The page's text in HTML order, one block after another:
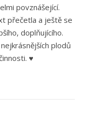
povznášející.
přečetla a ještě se
doplňujícího.
plodů
♥